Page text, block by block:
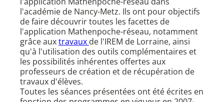
l'académie de Nancy-Metz. Ils ont pour objectifs
de faire découvrir toutes les facettes de
l'application Mathenpoche-réseau, notamment
grâce auxtravaux de l'IREM de Lorraine, ainsi
qu'à l'utilisation des outils complémentaires et
les possibilités inhérentes offertes aux
professeurs de création et de récupération de
travaux d'élèves.
Toutes les séances présentées ont été écrites en